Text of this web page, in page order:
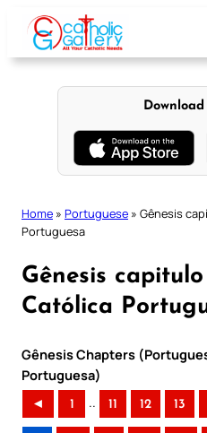
content
Home » Portuguese » Gênesis
Portuguesa
Gênesis
Católica
Gênesis Chapters
Portuguesa)
◄ 1 .. 11 12 13